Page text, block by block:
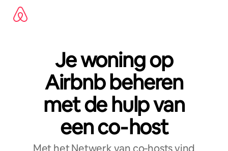
direct
Je woning op
Airbnb beheren
met de hulp van
een co‑host